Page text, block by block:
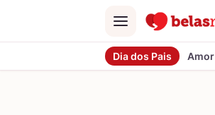
Menu
Dia dos Pais Amor